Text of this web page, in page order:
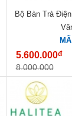
Bộ Bàn Trà
5.600.000đ
8.000.000